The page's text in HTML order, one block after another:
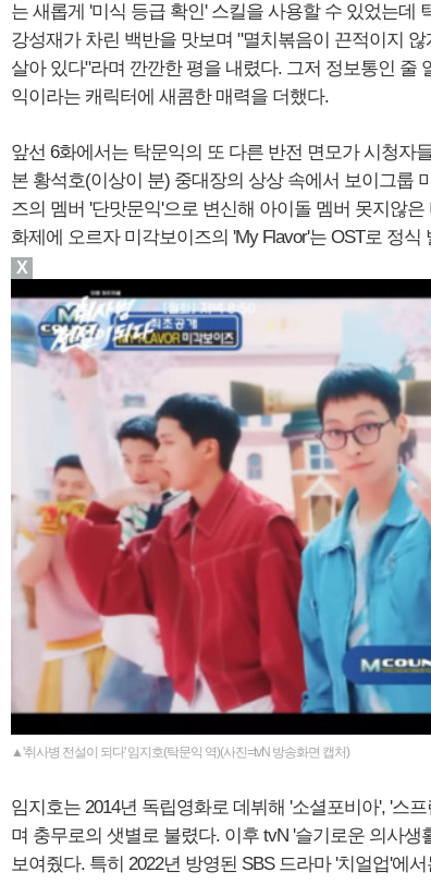
는 새롭게 '미식 등급 확인' 스킬을 사용할 수 있었는데
강성재가 차린 백반을 맛보며 "멸치볶음이 끈적이지
살아 있다"라며 깐깐한 평을 내렸다. 그저 정보통인 줄
익이라는 캐릭터에 새콤한 매력을 더했다.
앞선 6화에서는 탁문익의 또 다른 반전 면모가 시청자
본 황석호(이상이 분) 중대장의 상상 속에서 보이그룹
즈의 멤버 '단맛문익'으로 변신해 아이돌 멤버 못지않
화제에 오르자 미각보이즈의 'My Flavor'는 OST로 정식
▲'취사병 전설이 되다' 임지호(탁문익 역)(사진=tvN 방송화면 캡처)
임지호는 2014년 독립영화로 데뷔해 '소셜포비아', '스
며 충무로의 샛별로 불렸다. 이후 tvN '슬기로운 의사
보여줬다. 특히 2022년 방영된 SBS 드라마 '치얼업'에
X